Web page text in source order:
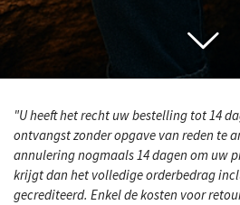
"U heeft het recht uw bestelling tot 14
ontvangst zonder opgave van reden te
annulering nogmaals 14 dagen om uw
krijgt dan het volledige orderbedrag
gecrediteerd. Enkel de kosten voor